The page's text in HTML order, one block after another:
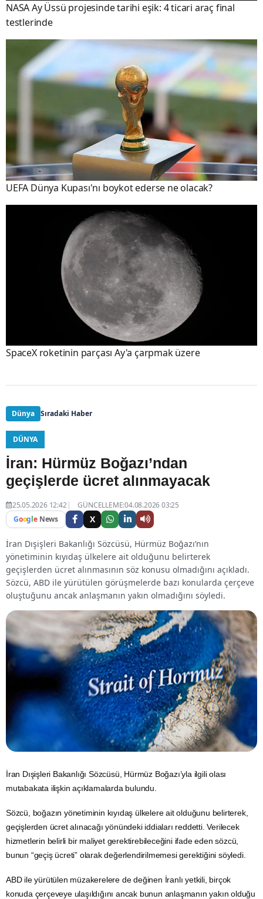
NASA Ay Üssü projesinde tarihi eşik: 4 ticari araç final
testlerinde
UEFA Dünya Kupası'nı boykot ederse ne olacak?
SpaceX roketinin parçası Ay'a çarpmak üzere
Dünya Sıradaki Haber
DÜNYA
İran: Hürmüz Boğazı’ndan
geçişlerde ücret alınmayacak
25.05.2026 12:42
GÜNCELLEME:04.08.2026 03:25
Google News X
İran Dışişleri Bakanlığı Sözcüsü, Hürmüz Boğazı’nın
yönetiminin kıyıdaş ülkelere ait olduğunu belirterek
geçişlerden ücret alınmasının söz konusu olmadığını açıkladı.
Sözcü, ABD ile yürütülen görüşmelerde bazı konularda çerçeve
oluştuğunu ancak anlaşmanın yakın olmadığını söyledi.
İran Dışişleri Bakanlığı Sözcüsü, Hürmüz Boğazı’yla ilgili olası
mutabakata ilişkin açıklamalarda bulundu.
Sözcü, boğazın yönetiminin kıyıdaş ülkelere ait olduğunu belirterek,
geçişlerden ücret alınacağı yönündeki iddiaları reddetti. Verilecek
hizmetlerin belirli bir maliyet gerektirebileceğini ifade eden sözcü,
bunun “geçiş ücreti” olarak değerlendirilmemesi gerektiğini söyledi.
ABDile yürütülen müzakerelere de değinen İranlı yetkili, birçok
konuda çerçeveye ulaşıldığını ancak bunun anlaşmanın yakın olduğu